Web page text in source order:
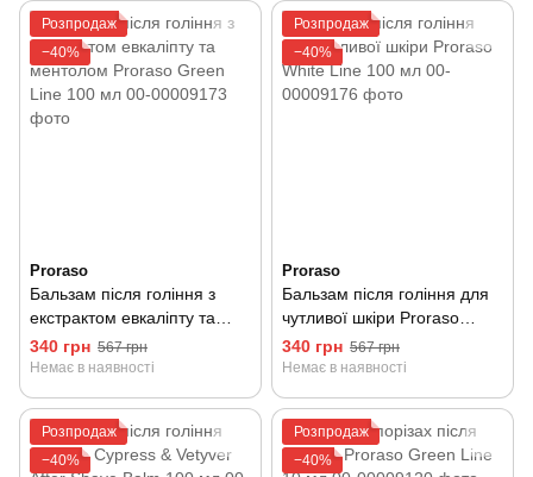
Розпродаж
−40%
Proraso
Бальзам після гоління з
екстрактом евкаліпту та
ментолом Proraso Green
Line 100 мл
340 грн 567 грн
Немає в наявності
Розпродаж
−40%
Proraso
Бальзам після гоління для
чутливої шкіри Proraso
White Line 100 мл
340 грн 567 грн
Немає в наявності
Розпродаж
−40%
Розпродаж
−40%